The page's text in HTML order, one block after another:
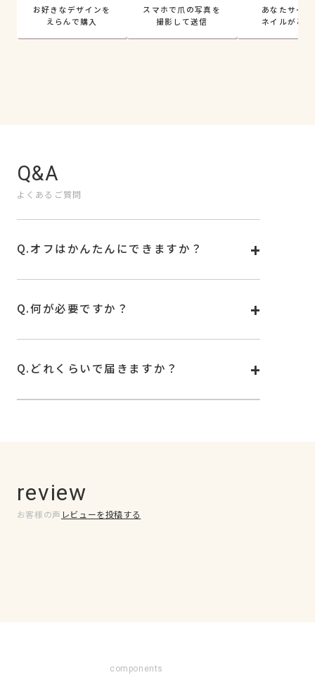
お好きなデザインを
えらんで購入
スマホで爪の写真を
撮影して送信
あなたサイ
ネイルがと
Q&A
よくあるご質問
Q.オフはかんたんにできますか？
で外せます。詳しい使い方はこちらをご覧くださ
Q.何が必要ですか？
お手持ちのUV/LEDランプもお使いいただけます。
Q. どれくらいで届きますか？
す。お住まいの地域や配送状況によっては、 お届
review
お客様の声 レビューを投稿する
components